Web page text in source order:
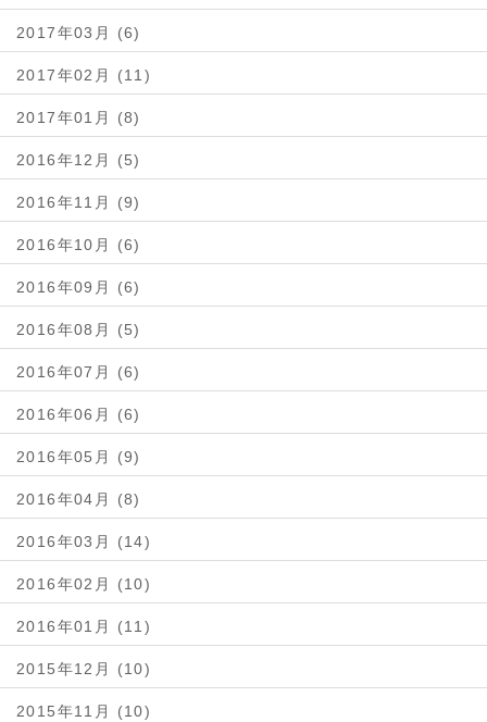
2017年03月 (6)
2017年02月 (11)
2017年01月 (8)
2016年12月 (5)
2016年11月 (9)
2016年10月 (6)
2016年09月 (6)
2016年08月 (5)
2016年07月 (6)
2016年06月 (6)
2016年05月 (9)
2016年04月 (8)
2016年03月 (14)
2016年02月 (10)
2016年01月 (11)
2015年12月 (10)
2015年11月 (10)